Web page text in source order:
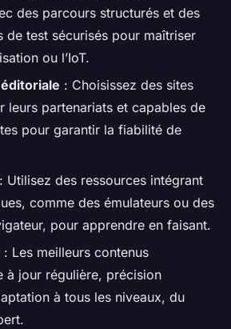
des parcours structurés et des
de test sécurisés pour maîtriser
ou l’IoT.
: Choisissez des sites
leurs partenariats et capables de
pour garantir la fiabilité de
: Utilisez des ressources intégrant
comme des émulateurs ou des
pour apprendre en faisant.
: Les meilleurs contenus
à jour régulière, précision
à tous les niveaux, du